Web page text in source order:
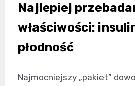
Najlepiej
właściwości:
płodność
Najmocniejszy „pakiet”